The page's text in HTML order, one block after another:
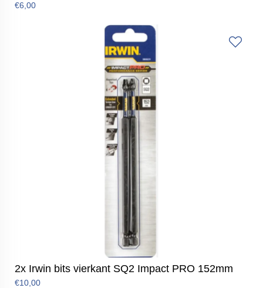
€6,00
2x Irwin bits vierkant SQ2 Impact PRO 152mm
€10,00